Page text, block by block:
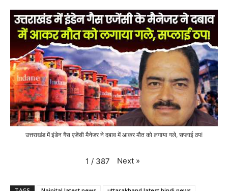
उत्तराखंड में इंडेन गैस एजेंसी मैनेजर ने दबाव में आकर मौत को लगाया गले, सप्लाई ठप!
1 / 387 Next »